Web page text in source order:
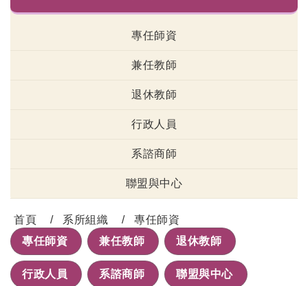
專任師資
兼任教師
退休教師
行政人員
系諮商師
聯盟與中心
首頁 系所組織
專任師資
專任師資
兼任教師 退休教師
行政人員 系諮商師 聯盟與中心